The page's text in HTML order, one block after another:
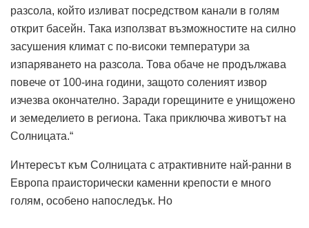
разсола, който изливат посредством канали в голям
открит басейн. Така използват възможностите на силно
засушения климат с по-високи температури за
изпаряването на разсола. Това обаче не продължава
повече от 100-ина години, защото соленият извор
изчезва окончателно. Заради горещините е унищожено
и земеделието в региона. Така приключва животът на
Солницата.“
Интересът към Солницата с атрактивните най-ранни в
Европа праисторически каменни крепости е много
голям, особено напоследък. Но